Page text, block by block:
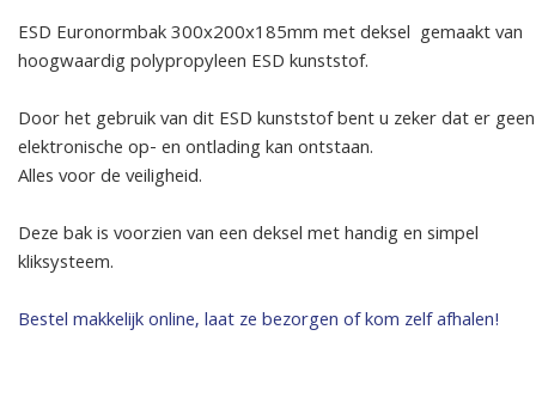
ESD Euronormbak 300x200x185mm met deksel gemaakt van
hoogwaardig polypropyleen ESD kunststof.
Door het gebruik van dit ESD kunststof bent u zeker dat er geen
elektronische op- en ontlading kan ontstaan.
Alles voor de veiligheid.
Deze bak is voorzien van een deksel met handig en simpel
kliksysteem.
Bestel makkelijk online, laat ze bezorgen of kom zelf afhalen!